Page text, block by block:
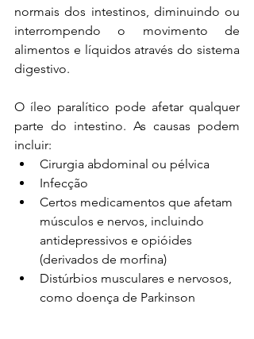
normais dos intestinos, diminuindo ou
interrompendo o movimento de
alimentos e líquidos através do sistema
digestivo.
O íleo paralítico pode afetar qualquer
parte do intestino. As causas podem
incluir:
Cirurgia abdominal ou pélvica
Infecção
Certos medicamentos que afetam
músculos e nervos, incluindo
antidepressivos e opióides
(derivados de morfina)
Distúrbios musculares e nervosos,
como doença de Parkinson